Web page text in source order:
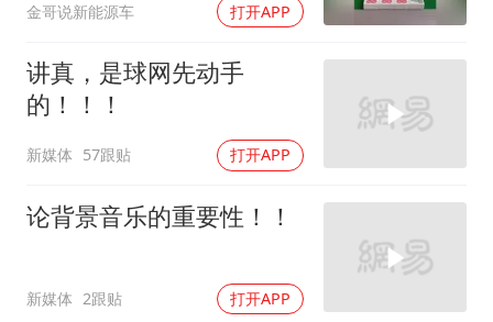
韩军前线部队连曝丑闻
金哥说新能源车 打开APP
讲真，是球网先动手
的！！！
新媒体 57跟贴 打开APP
论背景音乐的重要性！！
新媒体 2跟贴 打开APP